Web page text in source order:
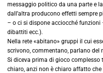
messaggio politico da una parte e
dall’altra producono effetti sempre
– o ci si dispone acciocché
dibattiti ecc.).
Nella rete «abitano» gruppi il cui
scrivono, commentano, parlano del
Si diceva prima di gioco complesso
chiaro, anzi non è chiaro affatto che